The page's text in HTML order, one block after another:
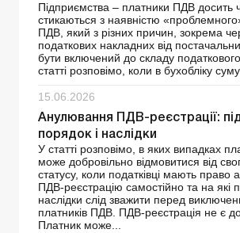
Підприємства – платники ПДВ досить
стикаються з наявністю
ПДВ, який з різних причин, зокрема
податкових накладних від
бути включений до складу
статті розповімо, коли в бухобліку
15.06.2026
Анулювання ПДВ-реєстрації:
порядок і наслідки
У статті розповімо, в яких випадках
може добровільно відмовитися від
статусу, коли податківці мають право
ПДВ-реєстрацію самостійно та на які
наслідки слід зважити перед
платників ПДВ. ПДВ-реєстрація не є
Платник може...